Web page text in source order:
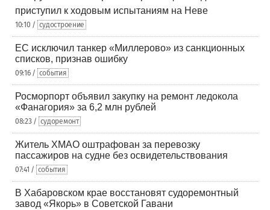
приступил к ходовым испытаниям на Неве
10:10 / судостроение
ЕС исключил танкер «Миллерово» из санкционных
списков, признав ошибку
09:16 / события
Росморпорт объявил закупку на ремонт ледокола
«Фанагория» за 6,2 млн рублей
08:23 / судоремонт
Житель ХМАО оштрафован за перевозку
пассажиров на судне без освидетельствования
07:41 / события
В Хабаровском крае восстановят судоремонтный
завод «Якорь» в Советской Гавани